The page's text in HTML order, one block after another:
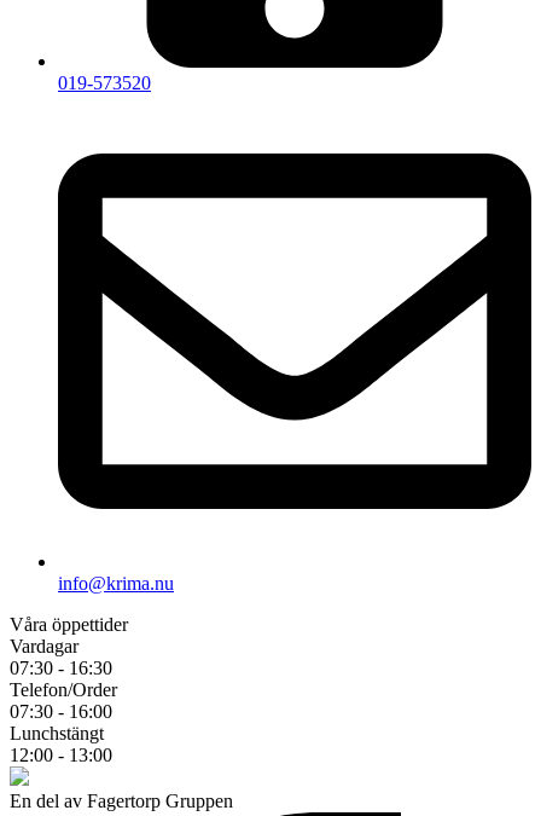
019-573520
info@krima.nu
Våra öppettider
Vardagar
07:30 - 16:30
Telefon/Order
07:30 - 16:00
Lunchstängt
12:00 - 13:00
En del av Fagertorp Gruppen